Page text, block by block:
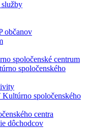
občanov
spoločenské centrum
spoločenského
spoločenského
centra
dôchodcov